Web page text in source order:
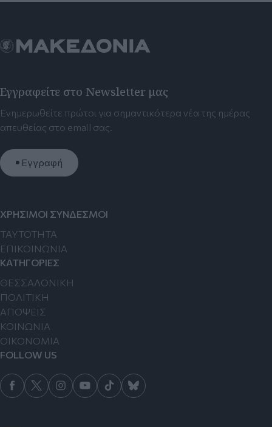
Εγγραφείτε στο Newsletter μας
Ενημερωθείτε πρώτοι για σημαντικότερα νέα της ημέρας
απευθείας στο email σας.
Εγγραφή
ΧΡΗΣΙΜΟΙ ΣΥΝΔΕΣΜΟΙ
TAYTOTHTA
ΕΠΙΚΟΙΝΩΝΙΑ
ΚΑΤΗΓΟΡΙΕΣ
ΘΕΣΣΑΛΟΝΙΚΗ
ΠΟΛΙΤΙΚΗ
ΑΠΟΨΕΙΣ
ΚΟΙΝΩΝΙΑ
ΟΙΚΟΝΟΜΙΑ
FOLLOW US